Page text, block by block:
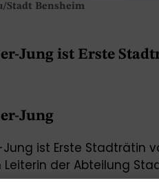
Stadt Bensheim
Jung ist Erste
Jung
ist Erste Stadträtin
Leiterin der Abteilung